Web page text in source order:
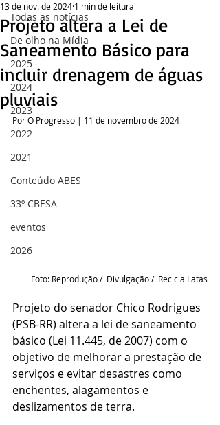
Todas as notícias
De olho na Mídia
2025
2024
2023
2022
2021
Conteúdo ABES
33º CBESA
eventos
2026
Projeto altera a Lei de
Saneamento Básico para
incluir drenagem de águas
pluviais
13 de nov. de 2024 1 min de leitura
Por O Progresso | 11 de novembro de 2024
Foto: Reprodução /  Divulgação /  Recicla Latas
Projeto do senador Chico Rodrigues
(PSB-RR) altera a lei de saneamento
básico (Lei 11.445, de 2007) com o
objetivo de melhorar a prestação de
serviços e evitar desastres como
enchentes, alagamentos e
deslizamentos de terra.